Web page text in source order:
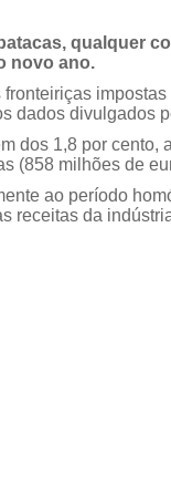
qualquer
novo ano.
dados divulgados
dos 1,8 por
(858 milhões de
ao período
da